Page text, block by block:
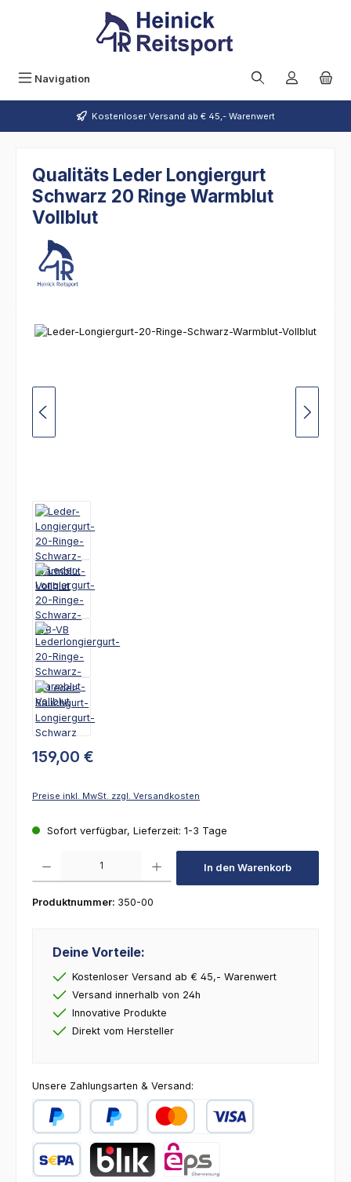
Zum Hauptinhalt springen
Navigation
Kostenloser Versand ab € 45,- Warenwert
Qualitäts Leder Longiergurt
Schwarz 20 Ringe Warmblut
Vollblut
Bildergalerie überspringen
159,00 €
Preise inkl. MwSt. zzgl. Versandkosten
Sofort verfügbar, Lieferzeit: 1-3 Tage
In den Warenkorb
Produktnummer: 350-00
Deine Vorteile:
Kostenloser Versand ab € 45,- Warenwert
Versand innerhalb von 24h
Innovative Produkte
Direkt vom Hersteller
Unsere Zahlungsarten & Versand:
PayPal Später BezahlenKredit- oder Debitkarte